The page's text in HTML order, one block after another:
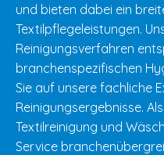
und bieten dabei ein
Textilpflegeleistungen.
Reinigungsverfahren
branchenspezifischen
Sie auf unsere fachliche
Reinigungsergebnisse.
Textilreinigung und
Service